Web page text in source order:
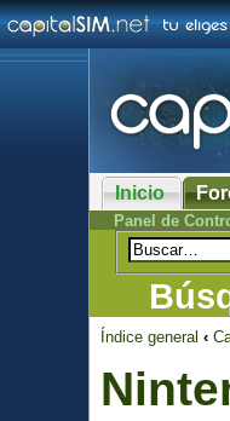
Inicio
Panel de
Índice general ‹